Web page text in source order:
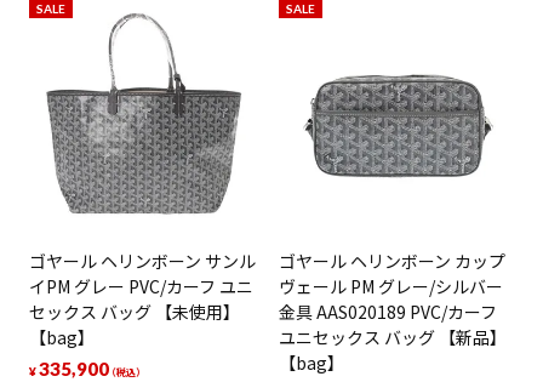
SALE
ゴヤール ヘリンボーン サンル
イPM グレー PVC/カーフ ユニ
セックス バッグ 【未使用】
【bag】
¥335,900（税込）
SALE
ゴヤール ヘリンボーン カップ
ヴェール PM グレー/シルバー
金具 AAS020189 PVC/カーフ
ユニセックス バッグ 【新品】
【bag】